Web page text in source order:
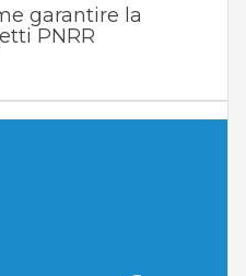
garantire la
PNRR